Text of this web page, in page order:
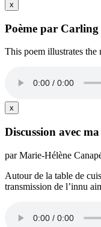
x
Poème par Carling
This poem illustrates the
x
Discussion avec
par Marie-Hélène
Autour de la table de
transmission de l’innu